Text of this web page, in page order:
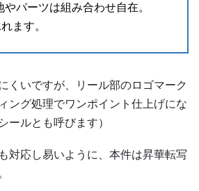
パーツは組み合わせ自在。
ます。
くいですが、リール部のロゴマーク
ング処理でワンポイント仕上げにな
ールとも呼びます）
対応し易いように、本件は昇華転写